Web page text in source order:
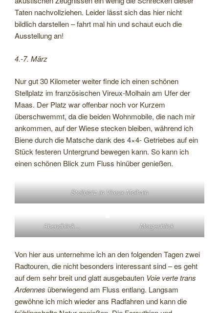
Taten nachvollziehen. Leider lässt sich das hier nicht
bildlich darstellen – fahrt mal hin und schaut euch die
Ausstellung an!
4.-7. März
Nur gut 30 Kilometer weiter finde ich einen schönen
Stellplatz im französischen Vireux-Molhain am Ufer der
Maas. Der Platz war offenbar noch vor Kurzem
überschwemmt, da die beiden Wohnmobile, die nach mir
ankommen, auf der Wiese stecken bleiben, während ich
Biene durch die Matsche dank des 4×4- Getriebes auf ein
Stück festeren Untergrund bewegen kann. So kann ich
einen schönen Blick zum Fluss hinüber genießen.
Stellplatz in Vireux-Molhain
Abendblick… Morgenblick
Von hier aus unternehme ich an den folgenden Tagen zwei
Radtouren, die nicht besonders interessant sind – es geht
auf dem sehr breit und glatt ausgebauten Voie verte trans
Ardennes überwiegend am Fluss entlang. Langsam
gewöhne ich mich wieder ans Radfahren und kann die